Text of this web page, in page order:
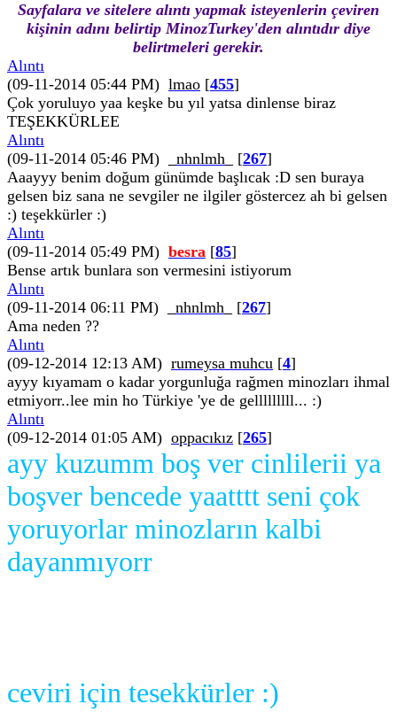
Sayfalara ve sitelere alıntı yapmak isteyenlerin çeviren
kişinin adını belirtip MinozTurkey'den alıntıdır diye
belirtmeleri gerekir.
Alıntı
(09-11-2014 05:44 PM) lmao [455]
Çok yoruluyo yaa keşke bu yıl yatsa dinlense biraz
TEŞEKKÜRLEE
Alıntı
(09-11-2014 05:46 PM)
_nhnlmh_ [267]
Aaayyy benim doğum günümde başlıcak :D sen buraya
gelsen biz sana ne sevgiler ne ilgiler göstercez ah bi gelsen
:) teşekkürler :)
Alıntı
(09-11-2014 05:49 PM) besra [85]
Bense artık bunlara son vermesini istiyorum
Alıntı
(09-11-2014 06:11 PM)
_nhnlmh_ [267]
Ama neden ??
Alıntı
(09-12-2014 12:13 AM) rumeysa muhcu [4]
ayyy kıyamam o kadar yorgunluğa rağmen minozları ihmal
etmiyorr..lee min ho Türkiye 'ye de gelllllllll... :)
Alıntı
(09-12-2014 01:05 AM) oppacıkız [265]
ayy kuzumm boş ver cinlilerii ya
boşver bencede yaatttt seni çok
yoruyorlar minozların kalbi
dayanmıyorr
ceviri için tesekkürler :)